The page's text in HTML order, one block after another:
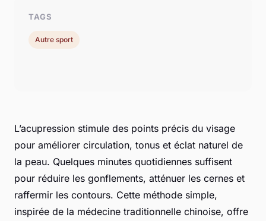
L’acupression stimule des points précis du visage
pour améliorer circulation, tonus et éclat naturel de
la peau. Quelques minutes quotidiennes suffisent
pour réduire les gonflements, atténuer les cernes et
raffermir les contours. Cette méthode simple,
inspirée de la médecine traditionnelle chinoise, offre
TAGS
Autre sport